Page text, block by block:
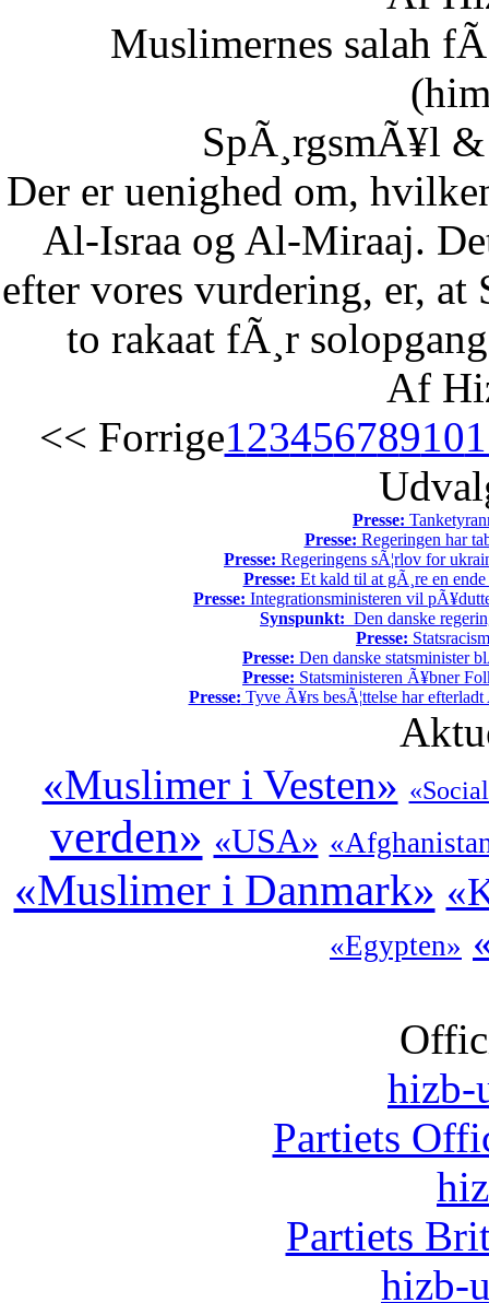
Muslimernes salah
SpÃ¸rgsmÃ¥l
Der er uenighed om,
Al-Israa og Al-Miraaj.
efter vores vurdering, er, at
to rakaat fÃ¸r
Af
<< Forrige12345678910
Presse:
Presse: Regeringen har
Presse: Regeringens sÃ¦rlov for
Presse: Et kald til at gÃ¸re en
Presse: Integrationsministeren vil
Synspunkt: Den danske
Presse:
Presse: Den danske statsminister
Presse: Statsministeren Ã¥bner
Presse: Tyve Ã¥rs besÃ¦ttelse har
«Muslimer i Vesten»
verden» «USA»
«Muslimer i Danmark»
«Egypten»
hizb-
Partiets
Partiets
hizb-